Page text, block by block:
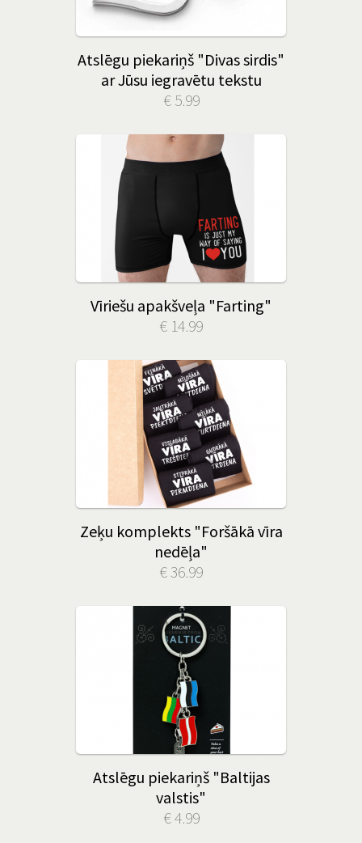
Atslēgu piekariņš "Divas sirdis"
ar Jūsu iegravētu tekstu
€ 5.99
Vīriešu apakšveļa "Farting"
€ 14.99
Zeķu komplekts "Foršākā vīra
nedēļa"
€ 36.99
Atslēgu piekariņš "Baltijas
valstis"
€ 4.99